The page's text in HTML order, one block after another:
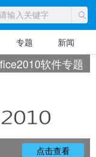
专题 新闻
软件专题
点击查看